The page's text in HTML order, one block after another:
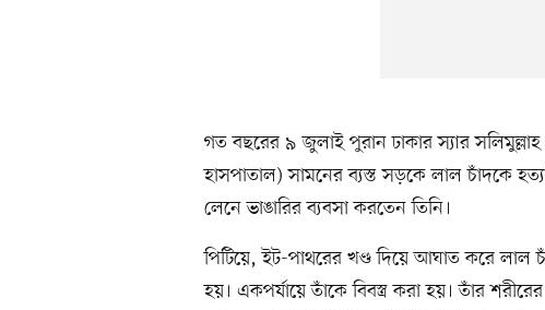
গত বছরের ৯ জুলাই পুরান ঢাকার স্যার
হাসপাতাল) সামনের ব্যস্ত সড়কে লাল চাঁদকে
লেনে ভাঙারির ব্যবসা করতেন তিনি।
পিটিয়ে, ইট-পাথরের খণ্ড দিয়ে আঘাত করে লাল
হয়। একপর্যায়ে তাঁকে বিবস্ত্র করা হয়। তাঁর